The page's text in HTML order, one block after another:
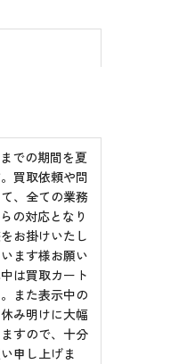
での期間を夏
買取依頼や問
、全ての業務
の対応となり
お掛けいたし
ます様お願い
は買取カート
また表示中の
み明けに大幅
すので、十分
申し上げま